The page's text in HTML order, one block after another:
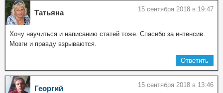
Татьяна 15 сентября 2018 в 19:47
Хочу научиться и написанию статей тоже. Спасибо за интенсив.
Мозги и правду взрываются.
Ответить
Георгий 15 сентября 2018 в 13:46